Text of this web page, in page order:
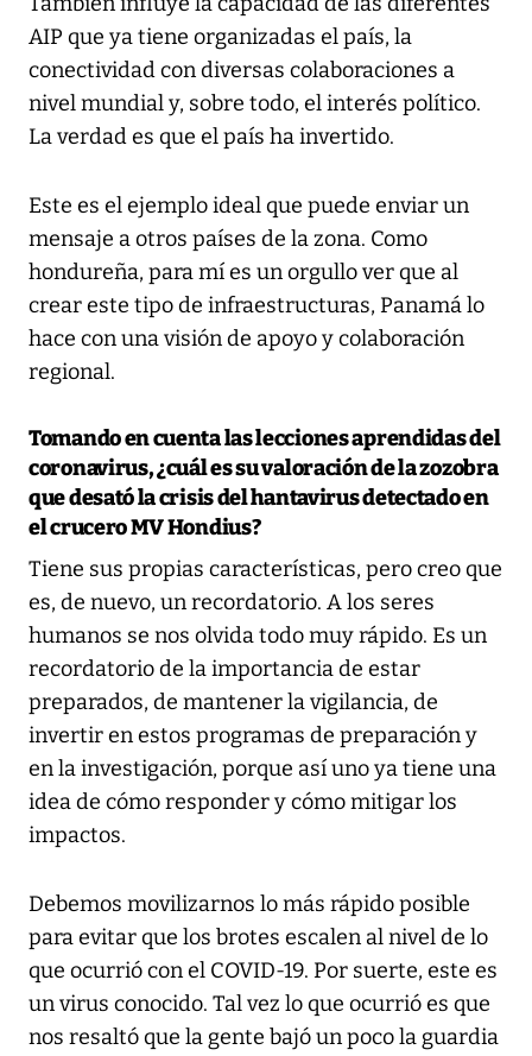
AIP que ya tiene organizadas el país, la
conectividad con diversas colaboraciones a
nivel mundial y, sobre todo, el interés político.
La verdad es que el país ha invertido.
Este es el ejemplo ideal que puede enviar un
mensaje a otros países de la zona. Como
hondureña, para mí es un orgullo ver que al
crear este tipo de infraestructuras, Panamá lo
hace con una visión de apoyo y colaboración
regional.
Tomando en cuenta las lecciones aprendidas del
coronavirus, ¿cuál es su valoración de la zozobra
que desató la crisis del hantavirus detectado en
el crucero MV Hondius?
Tiene sus propias características, pero creo que
es, de nuevo, un recordatorio. A los seres
humanos se nos olvida todo muy rápido. Es un
recordatorio de la importancia de estar
preparados, de mantener la vigilancia, de
invertir en estos programas de preparación y
en la investigación, porque así uno ya tiene una
idea de cómo responder y cómo mitigar los
impactos.
Debemos movilizarnos lo más rápido posible
para evitar que los brotes escalen al nivel de lo
que ocurrió con el COVID-19. Por suerte, este es
un virus conocido. Tal vez lo que ocurrió es que
nos resaltó que la gente bajó un poco la guardia